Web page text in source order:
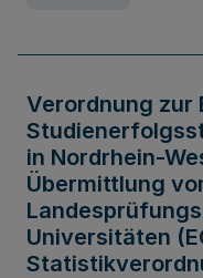
Verordnung zur
in Nordrhein-
Übermittlung
Universitäten